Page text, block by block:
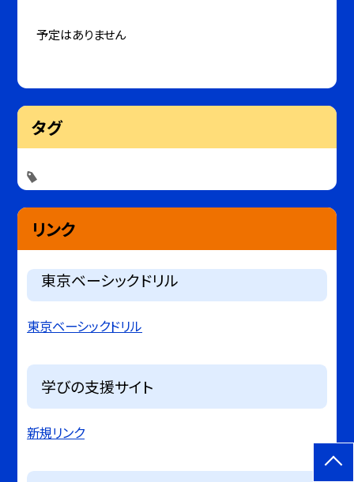
予定はありません
タグ
リンク
東京ベーシックドリル
東京ベーシックドリル
学びの支援サイト
新規リンク